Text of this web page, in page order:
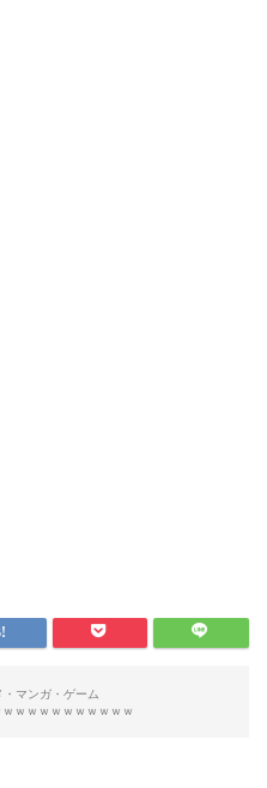
・マンガ・ゲーム
ｗｗｗｗｗｗｗｗｗｗ